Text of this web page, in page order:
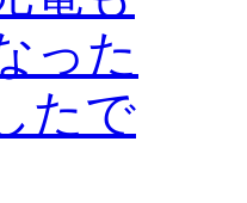
った
たで